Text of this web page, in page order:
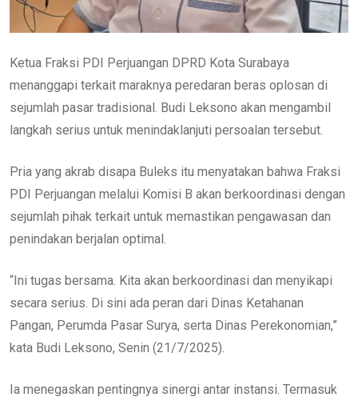
Ketua Fraksi PDI Perjuangan DPRD Kota Surabaya
menanggapi terkait maraknya peredaran beras oplosan di
sejumlah pasar tradisional. Budi Leksono akan mengambil
langkah serius untuk menindaklanjuti persoalan tersebut.
Pria yang akrab disapa Buleks itu menyatakan bahwa Fraksi
PDI Perjuangan melalui Komisi B akan berkoordinasi dengan
sejumlah pihak terkait untuk memastikan pengawasan dan
penindakan berjalan optimal.
“Ini tugas bersama. Kita akan berkoordinasi dan menyikapi
secara serius. Di sini ada peran dari Dinas Ketahanan
Pangan, Perumda Pasar Surya, serta Dinas Perekonomian,”
kata Budi Leksono, Senin (21/7/2025).
Ia menegaskan pentingnya sinergi antar instansi. Termasuk